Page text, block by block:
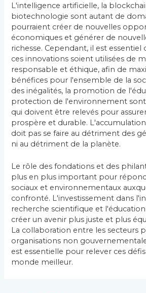
L'intelligence artificielle, la
biotechnologie sont autant de
pourraient créer de nouvelles
économiques et générer de
richesse. Cependant, il est essentiel
ces innovations soient utilisées de
responsable et éthique, afin de
bénéfices pour l'ensemble de la
des inégalités, la promotion de
protection de l'environnement sont
qui doivent être relevés pour
prospère et durable.
doit pas se faire au détriment des
ni au détriment de la planète.
Le rôle des fondations et des
plus en plus important pour
sociaux et environnementaux
confronté. L'investissement dans
recherche scientifique et
créer un avenir plus juste et plus
La collaboration entre les secteurs
organisations non
est essentielle pour relever ces
monde meilleur.